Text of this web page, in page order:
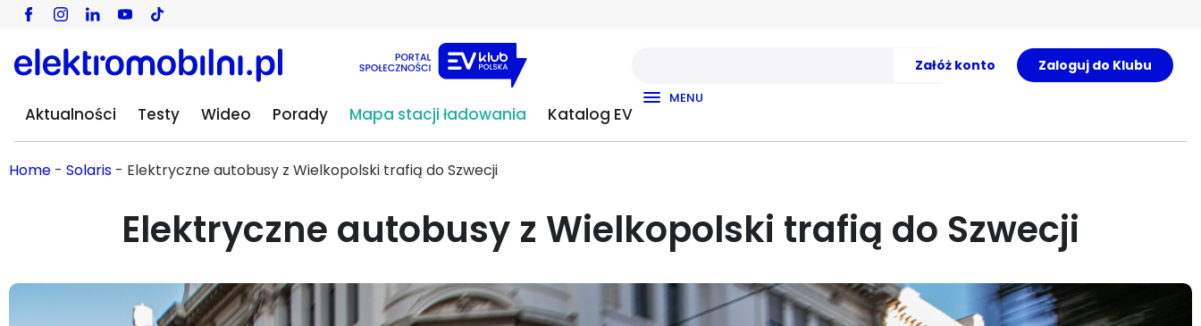
Załóż konto Zaloguj do Klubu
Aktualności Testy Wideo Porady Mapa stacji ładowania Katalog EV
MENU
Home - Solaris - Elektryczne autobusy z Wielkopolski trafią do Szwecji
Elektryczne autobusy z Wielkopolski trafią do Szwecji